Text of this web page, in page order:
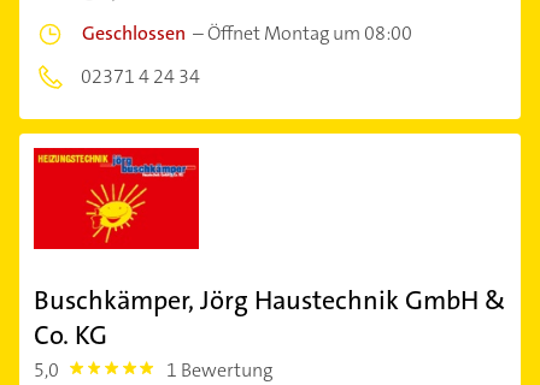
Geschlossen –Öffnet Montag um 08:00
02371 4 24 34
Buschkämper, Jörg Haustechnik GmbH &
Co. KG
5,0 5.0 1 Bewertung